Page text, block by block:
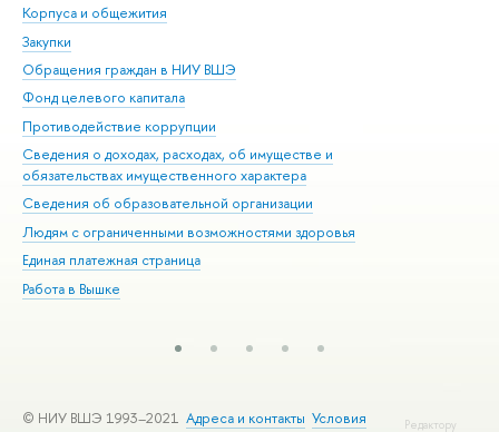
Корпуса и общежития
Закупки
Обращения граждан в НИУ ВШЭ
Фонд целевого капитала
Противодействие коррупции
Сведения о доходах, расходах, об имуществе и
обязательствах имущественного характера
Сведения об образовательной организации
Людям с ограниченными возможностями здоровья
Единая платежная страница
Работа в Вышке
Редактору
© НИУ ВШЭ 1993–2021 Адреса и контакты Условия